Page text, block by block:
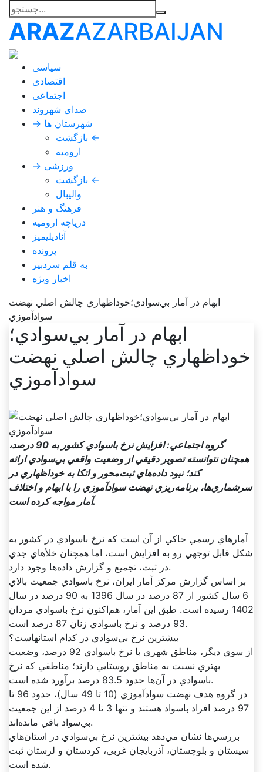
ARAZAZARBAIJAN
سیاسی
اقتصادی
اجتماعی
صدای شهروند
→ شهرستان ها
بازگشت ←
ارومیه
→ ورزشی
بازگشت ←
والیبال
فرهنگ و هنر
دریاچه ارومیه
آنادیلیمیز
پرونده
به قلم سردبیر
اخبار ویژه
ابهام در آمار بي‌سوادي؛خوداظهاري چالش اصلي نهضت
سوادآموزي
ابهام در آمار بي‌سوادي؛
خوداظهاري چالش اصلي نهضت
سوادآموزي
گروه اجتماعي: افزايش نرخ باسوادي کشور به 90 درصد،
همچنان نتوانسته تصوير دقيقي از وضعيت واقعي بي‌سوادي ارائه
کند؛ نبود داده‌هاي ثبت‌محور و اتکا به خوداظهاري در
سرشماري‌ها، برنامه‌ريزي نهضت سوادآموزي را با ابهام و اختلاف
آمار مواجه کرده است.
آمارهاي رسمي حاکي از آن است که نرخ باسوادي در کشور به
شکل قابل توجهي رو به افزايش است، اما همچنان خلأهاي جدي
در ثبت، تجميع و گزارش داده‌ها وجود دارد.
بر اساس گزارش مرکز آمار ايران، نرخ باسوادي جمعيت بالاي
6 سال کشور از 87 درصد در سال 1396 به 90 درصد در سال
1402 رسيده است. طبق اين آمار، هم‌اکنون نرخ باسوادي مردان
93 درصد و نرخ باسوادي زنان 87 درصد است.
بيشترين نرخ بي‌سوادي در کدام استانهاست؟
از سوي ديگر، مناطق شهري با نرخ باسوادي 92 درصد، وضعيت
بهتري نسبت به مناطق روستايي دارند؛ مناطقي که نرخ
باسوادي در آن‌ها حدود 83.5 درصد برآورد شده است.
در گروه هدف نهضت سوادآموزي (10 تا 49 سال)، حدود 96 تا
97 درصد افراد باسواد هستند و تنها 3 تا 4 درصد از اين جمعيت
بي‌سواد باقي مانده‌اند.
بررسي‌ها نشان مي‌دهد بيشترين نرخ بي‌سوادي در استان‌هاي
سيستان و بلوچستان، آذربايجان غربي، کردستان و لرستان ثبت
شده است.